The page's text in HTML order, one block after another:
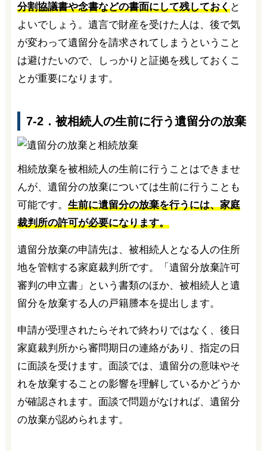
分割協議書や念書などの書面にして残しておくと
よいでしょう。遺言で財産を受けた人は、後で気
が変わって遺留分を請求されてしまうということ
は避けたいので、しっかりと証拠を残しておくこ
とが重要になります。
7-2．被相続人の生前に行う遺留分の放棄
相続放棄を被相続人の生前に行うことはできませ
んが、遺留分の放棄については生前に行うことも
可能です。 生前に遺留分の放棄を行うには、家庭
裁判所の許可が必要になります。
遺留分放棄の申請先は、被相続人となる人の住所
地を管轄する家庭裁判所です。「遺留分放棄許可
審判の申立書」という書類のほか、被相続人と遺
留分を放棄する人の戸籍謄本を提出します。
申請が受理されたらそれで終わりではなく、後日
家庭裁判所から審問期日の連絡があり、指定の日
に面談を受けます。面談では、遺留分の意味やそ
れを放棄することの影響を理解しているかどうか
が確認されます。面談で問題がなければ、遺留分
の放棄が認められます。